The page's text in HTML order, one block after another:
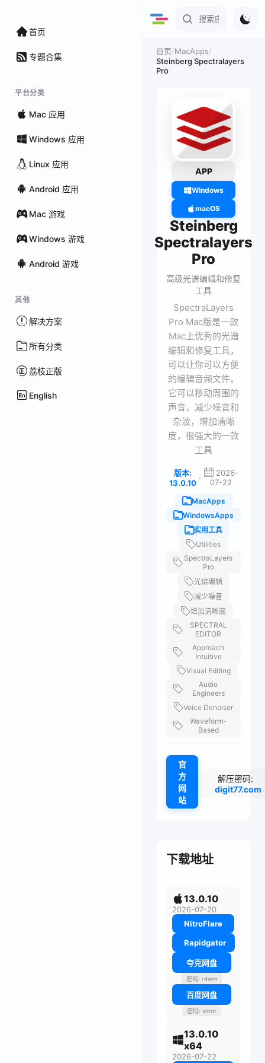
首页
专题合集
平台分类
Mac 应用
Windows 应用
Linux 应用
Android 应用
Mac 游戏
Windows 游戏
Android 游戏
其他
解决方案
所有分类
荔枝正版
English
首页/MacApps/
Steinberg Spectralayers
Pro
APP
Windows
macOS
Steinberg
Spectralayers
Pro
高级光谱编辑和修复
工具
SpectraLayers
Pro Mac版是一款
Mac上优秀的光谱
编辑和修复工具，
可以让你可以方便
的编辑音频文件。
它可以移动周围的
声音，减少噪音和
杂波，增加清晰
度，很强大的一款
工具
版本:
13.0.10
·
2026-
07-22
MacApps
WindowsApps
实用工具
Utilities
SpectraLayers
Pro
光谱编辑
减少噪音
增加清晰度
SPECTRAL
EDITOR
Approach
Intuitive
Visual Editing
Audio
Engineers
Voice Denoiser
Waveform-
Based
官
方
网
站
解压密码:
digit77.com
下载地址
13.0.10
2026-07-20
NitroFlare
Rapidgator
夸克网盘
密码: r4wm
百度网盘
密码: xmor
13.0.10
x64
2026-07-22